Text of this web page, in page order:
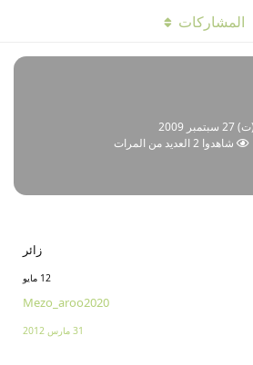
27 سبتمبر 2009
شاهدوا 2 العديد من المرات
المشاركات
زائر
12 مايو
Mezo_aroo2020
31 مارس 2012